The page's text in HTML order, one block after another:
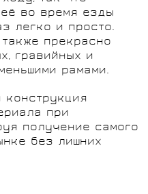
во время езды
легко и просто.
прекрасно
гравийных и
рамами.
при
получение самого
без лишних